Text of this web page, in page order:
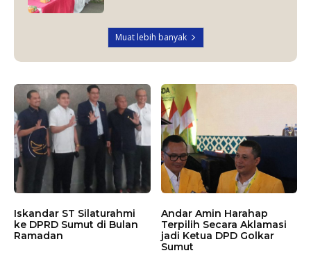
Muat lebih banyak
Iskandar ST Silaturahmi
ke DPRD Sumut di Bulan
Ramadan
Andar Amin Harahap
Terpilih Secara Aklamasi
jadi Ketua DPD Golkar
Sumut